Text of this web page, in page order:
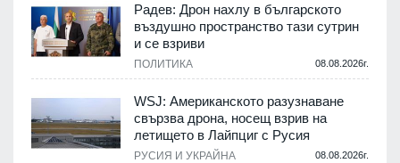
Радев: Дрон нахлу в българското
въздушно пространство тази сутрин
и се взриви
ПОЛИТИКА 08.08.2026г.
WSJ: Американското разузнаване
свързва дрона, носещ взрив на
летището в Лайпциг с Русия
РУСИЯ И УКРАЙНА 08.08.2026г.